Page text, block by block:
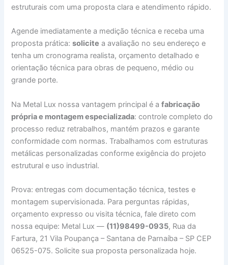
estruturais com uma proposta clara e atendimento rápido.
Agende imediatamente a medição técnica e receba uma
proposta prática:solicite a avaliação no seu endereço e
tenha um cronograma realista, orçamento detalhado e
orientação técnica para obras de pequeno, médio ou
grande porte.
Na Metal Lux nossa vantagem principal é afabricação
própria e montagem especializada: controle completo do
processo reduz retrabalhos, mantém prazos e garante
conformidade com normas. Trabalhamos com estruturas
metálicas personalizadas conforme exigência do projeto
estrutural e uso industrial.
Prova: entregas com documentação técnica, testes e
montagem supervisionada. Para perguntas rápidas,
orçamento expresso ou visita técnica, fale direto com
nossa equipe: Metal Lux — (11)98499-0935, Rua da
Fartura, 21 Vila Poupança – Santana de Parnaíba – SP CEP
06525-075. Solicite sua proposta personalizada hoje.